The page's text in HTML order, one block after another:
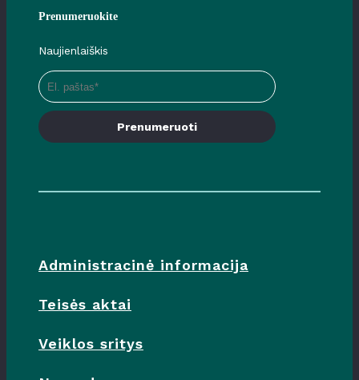
Prenumeruokite
Naujienlaiškis
Prenumeruoti
Administracinė informacija
Teisės aktai
Veiklos sritys